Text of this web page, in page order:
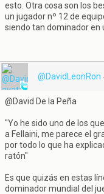
esto. Otra cosa son los
un jugador nº 12 de
siendo tan dominador en
@DavidLeonRon ·
@David De la Peña
"Yo he sido uno de los
a Fellaini, me parece el
por todo lo que ha
ratón"
Es que quizás en estas
dominador mundial del